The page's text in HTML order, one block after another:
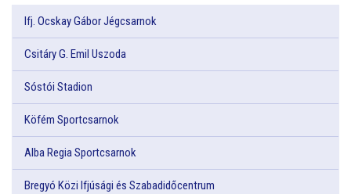
Ifj. Ocskay Gábor Jégcsarnok
Csitáry G. Emil Uszoda
Sóstói Stadion
Köfém Sportcsarnok
Alba Regia Sportcsarnok
Bregyó Közi Ifjúsági és Szabadidőcentrum